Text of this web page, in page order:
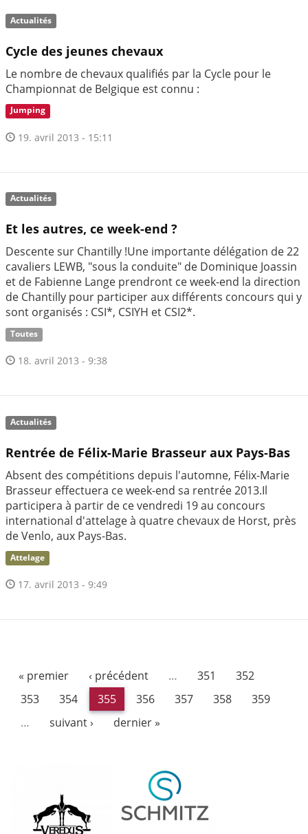
Actualités
Cycle des jeunes chevaux
Le nombre de chevaux qualifiés par la Cycle pour le
Championnat de Belgique est connu :
Jumping
19. avril 2013 - 15:11
Actualités
Et les autres, ce week-end ?
Descente sur Chantilly !Une importante délégation de 22
cavaliers LEWB, "sous la conduite" de Dominique Joassin
et de Fabienne Lange prendront ce week-end la direction
de Chantilly pour participer aux différents concours qui y
sont organisés : CSI*, CSIYH et CSI2*.
Toutes
18. avril 2013 - 9:38
Actualités
Rentrée de Félix-Marie Brasseur aux Pays-Bas
Absent des compétitions depuis l'automne, Félix-Marie
Brasseur effectuera ce week-end sa rentrée 2013.Il
participera à partir de ce vendredi 19 au concours
international d'attelage à quatre chevaux de Horst, près
de Venlo, aux Pays-Bas.
Attelage
17. avril 2013 - 9:49
« premier ‹ précédent … 351
352
353
354 355 356 357 358
359
…
suivant › dernier »